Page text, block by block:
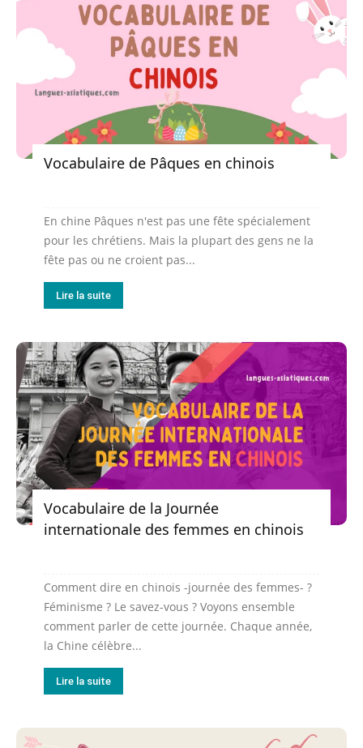
Vocabulaire de Pâques en chinois
En chine Pâques n'est pas une fête spécialement
pour les chrétiens. Mais la plupart des gens ne la
fête pas ou ne croient pas...
Lire la suite
Vocabulaire de la Journée
internationale des femmes en chinois
Comment dire en chinois -journée des femmes- ?
Féminisme ? Le savez-vous ? Voyons ensemble
comment parler de cette journée. Chaque année,
la Chine célèbre...
Lire la suite